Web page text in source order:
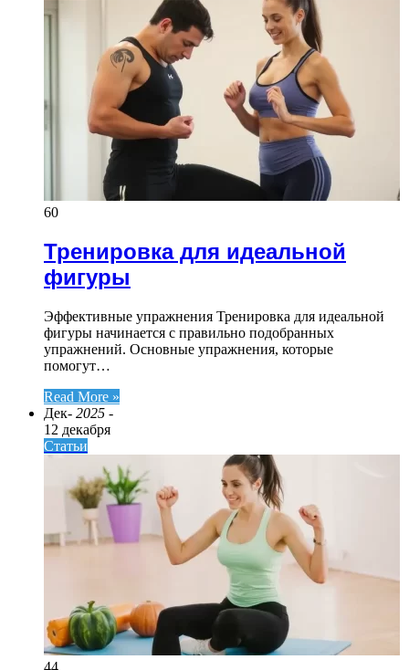
60
Тренировка для идеальной
фигуры
Эффективные упражнения Тренировка для идеальной
фигуры начинается с правильно подобранных
упражнений. Основные упражнения, которые
помогут…
Read More »
Дек- 2025 -
12 декабря
Статьи
44